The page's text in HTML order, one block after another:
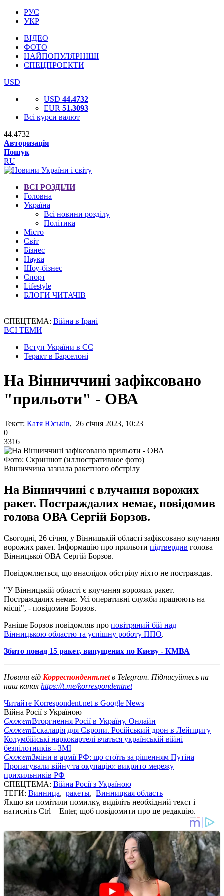
РУС
УКР
ВІДЕО
ФОТО
НАЙПОПУЛЯРНІШІ
СПЕЦПРОЕКТИ
USD
USD 44.4732
EUR 51.3093
Всі курси валют
44.4732
Авторизація
Пошук
RU
ВСІ РОЗДІЛИ
Головна
Україна
Всі новини розділу
Політика
Місто
Світ
Бізнес
Наука
Шоу-бізнес
Спорт
Lifestyle
БЛОГИ ЧИТАЧІВ
СПЕЦТЕМА: Війна в Ірані
ВСІ ТЕМИ
Вступ України в ЄС
Теракт в Барселоні
На Вінниччині зафіксовано
"прильоти" - ОВА
Текст: Катя Юськів, 26 січня 2023, 10:23
0
3316
Фото: Скриншот (иллюстративное фото)
Вінниччина зазнала ракетного обстрілу
На Вінниччині є влучання ворожих
ракет. Постраждалих немає, повідомив
голова ОВА Сергій Борзов.
Сьогодні, 26 січня, у Вінницькій області зафіксовано влучання
ворожих ракет. Інформацію про прильоти підтвердив голова
Вінницької ОВА Сергій Борзов.
Повідомляється, що внаслідок обстрілу ніхто не постраждав.
"У Вінницькій області є влучання ворожих ракет.
Постраждалих немає. Усі оперативні служби працюють на
місці", - повідомив Борзов.
Раніше Борзов повідомляв про повітряний бій над
Вінницькою областю та успішну роботу ППО.
Збито понад 15 ракет, випущених по Києву - КМВА
Новини від Корреспондент.netв Telegram. Підписуйтесь на
наш канал https://t.me/korrespondentnet
Читайте Korrespondent.net в Google News
Війна Росії з Україною
СюжетВторгнення Росії в Україну. Онлайн
СюжетЕскалація для Європи. Російський дрон в Лейпцигу
Колумбійські наркокартелі вчаться українській війні
безпілотників - ЗМІ
СюжетЗміни в армії РФ: що стоїть за рішенням Путіна
Пропагували війну та окупацію: викрито мережу
прихильників РФ
СПЕЦТЕМА: Війна Росії з Україною
ТЕГИ: Винница, ракеты, Винницкая область
Якщо ви помітили помилку, виділіть необхідний текст і
натисніть Ctrl + Enter, щоб повідомити про це редакцію.